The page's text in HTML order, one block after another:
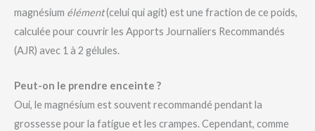
magnésium élément(celui qui agit) est une fraction de ce poids,
calculée pour couvrir les Apports Journaliers Recommandés
(AJR) avec 1 à 2 gélules.
Peut-on le prendre enceinte ?
Oui, le magnésium est souvent recommandé pendant la
grossesse pour la fatigue et les crampes. Cependant, comme